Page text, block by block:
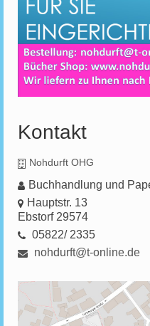
Kontakt
Nohdurft OHG
Buchhandlung und
Hauptstr. 13
Ebstorf 29574
05822/ 2335
nohdurft@t-online.de